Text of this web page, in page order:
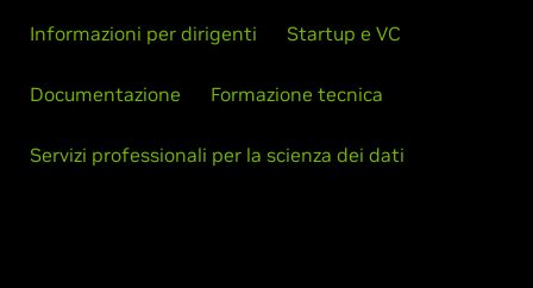
Informazioni per dirigenti Startup e VC
Documentazione Formazione tecnica
Servizi professionali per la scienza dei dati